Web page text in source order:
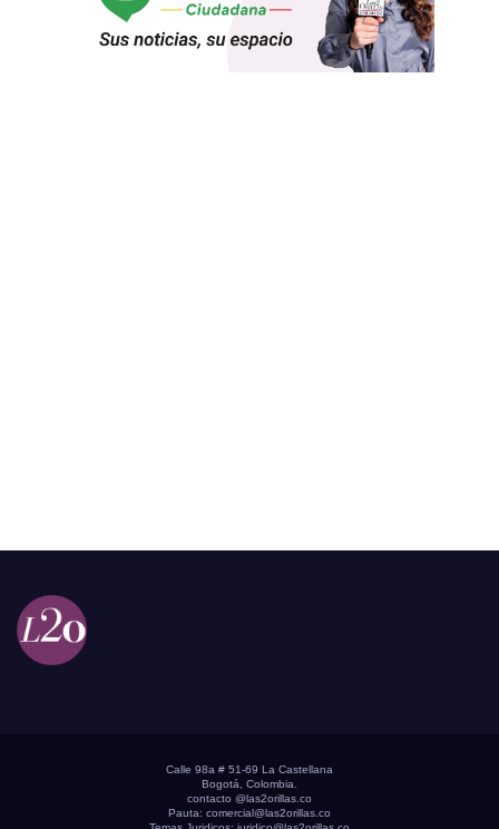
Calle 98a # 51-69 La Castellana
Bogotá, Colombia.
contacto @las2orillas.co
Pauta: comercial@las2orillas.co